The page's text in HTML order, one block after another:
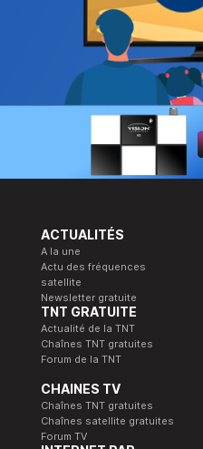
ACTUALITÉS
A la une
Actu des fréquences
satellite
Newsletter gratuite
TNT GRATUITE
Actualité de la TNT
Chaînes TNT gratuites
Forum de la TNT
CHAINES TV
Chaînes TNT gratuites
Chaînes satellite gratuites
Forum TV